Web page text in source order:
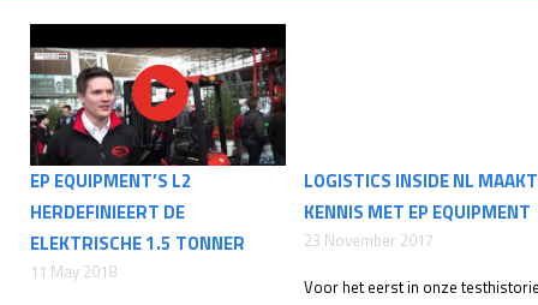
EP EQUIPMENT’S L2
HERDEFINIEERT DE
ELEKTRISCHE 1.5 TONNER
11 May 2018
LOGISTICS INSIDE NL MAAKT
KENNIS MET EP EQUIPMENT
23 November 2017
Voor het eerst in onze